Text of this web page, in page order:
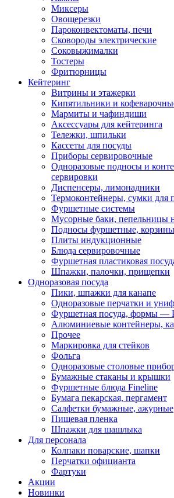
Миксеры
Овощерезки
Пароконвектоматы, печи
Сковороды электрические
Соковыжималки
Тостеры
Фритюрницы
Кейтеринг
Витрины и этажерки
Кипятильники и
Мармиты и чафиндиши
Аксессуары для кейтеринга
Тележки, шпильки
Кассеты для посуды
Приборы сервировочные
Одноразовые подносы и
сервировки
Диспенсеры, лимонадники
Термоконтейнеры, сумки для
Фуршетные системы
Мусорные баки, пепельницы
Подносы фуршетные,
Плиты индукционные
Блюда сервировочные
Фуршетная пластиковая
Шпажки, палочки, прищепки
Одноразовая посуда
Пики, шпажки для канапе
Одноразовые перчатки и
Фуршетная посуда, формы —
Алюминиевые контейнеры,
Прочее
Маркировка для стейков
Фольга
Одноразовые столовые
Бумажные стаканы и крышки
Фуршетные блюда Fineline
Бумага пекарская, пергамент
Салфетки бумажные, ажурные
Пищевая пленка
Шпажки для шашлыка
Для персонала
Колпаки поварские, шапки
Перчатки официанта
Фартуки
Акции
Новинки